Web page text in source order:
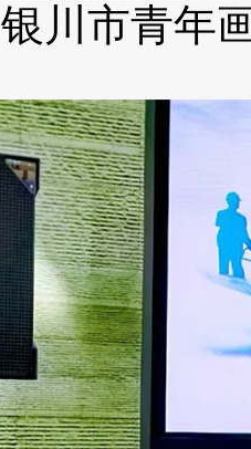
银川市青年